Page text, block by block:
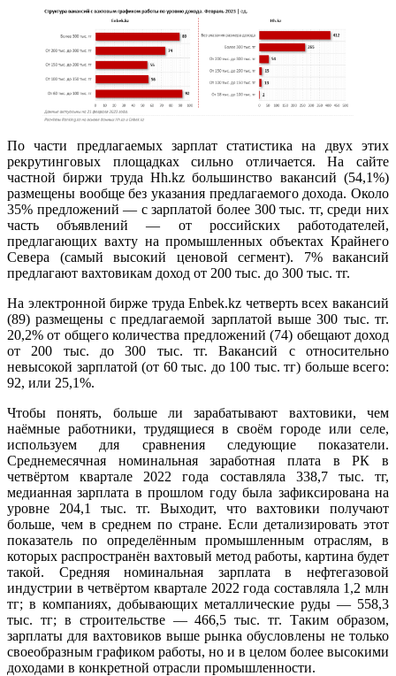
По части предлагаемых зарплат статистика на двух этих
рекрутинговых площадках сильно отличается. На сайте
частной биржи труда Hh.kz большинство вакансий (54,1%)
размещены вообще без указания предлагаемого дохода. Около
35% предложений — с зарплатой более 300 тыс. тг, среди них
часть объявлений — от российских работодателей,
предлагающих вахту на промышленных объектах Крайнего
Севера (самый высокий ценовой сегмент). 7% вакансий
предлагают вахтовикам доход от 200 тыс. до 300 тыс. тг.
На электронной бирже труда Enbek.kz четверть всех вакансий
(89) размещены с предлагаемой зарплатой выше 300 тыс. тг.
20,2% от общего количества предложений (74) обещают доход
от 200 тыс. до 300 тыс. тг. Вакансий с относительно
невысокой зарплатой (от 60 тыс. до 100 тыс. тг) больше всего:
92, или 25,1%.
Чтобы понять, больше ли зарабатывают вахтовики, чем
наёмные работники, трудящиеся в своём городе или селе,
используем для сравнения следующие показатели.
Среднемесячная номинальная заработная плата в РК в
четвёртом квартале 2022 года составляла 338,7 тыс. тг,
медианная зарплата в прошлом году была зафиксирована на
уровне 204,1 тыс. тг. Выходит, что вахтовики получают
больше, чем в среднем по стране. Если детализировать этот
показатель по определённым промышленным отраслям, в
которых распространён вахтовый метод работы, картина будет
такой. Средняя номинальная зарплата в нефтегазовой
индустрии в четвёртом квартале 2022 года составляла 1,2 млн
тг; в компаниях, добывающих металлические руды — 558,3
тыс. тг; в строительстве — 466,5 тыс. тг. Таким образом,
зарплаты для вахтовиков выше рынка обусловлены не только
своеобразным графиком работы, но и в целом более высокими
доходами в конкретной отрасли промышленности.